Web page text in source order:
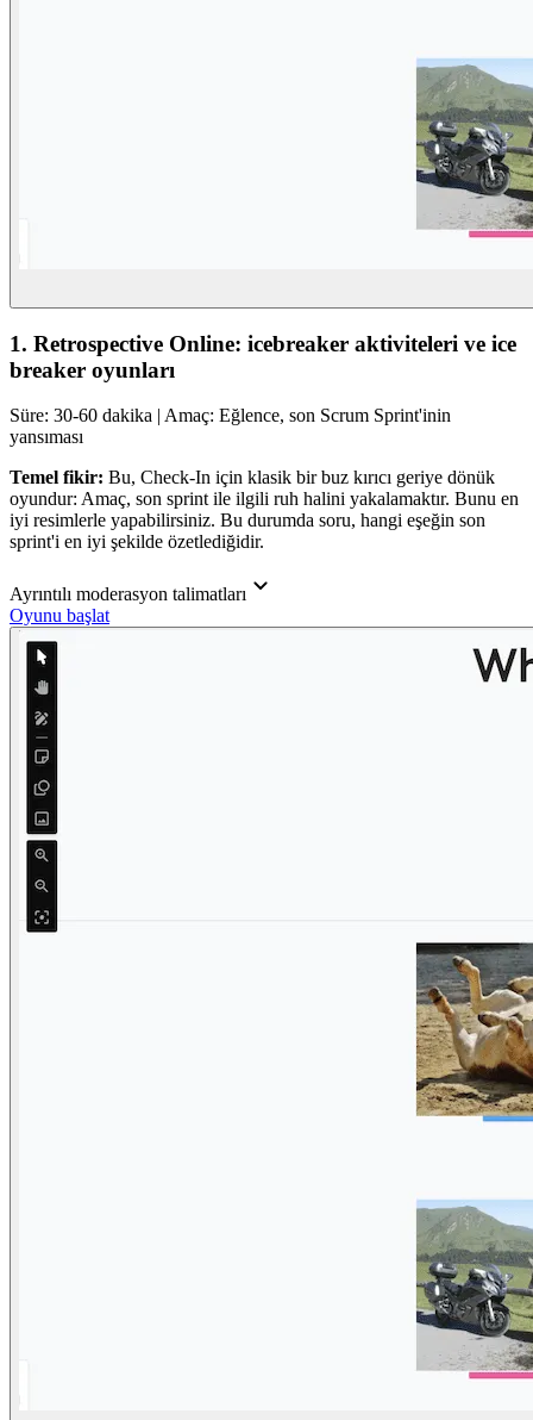
1. Retrospective Online: icebreaker aktiviteleri ve ice
breaker oyunları
Süre: 30-60 dakika | Amaç: Eğlence, son Scrum Sprint'inin
yansıması
Temel fikir: Bu, Check-In için klasik bir buz kırıcı geriye dönük
oyundur: Amaç, son sprint ile ilgili ruh halini yakalamaktır. Bunu en
iyi resimlerle yapabilirsiniz. Bu durumda soru, hangi eşeğin son
sprint'i en iyi şekilde özetlediğidir.
Ayrıntılı moderasyon talimatları
Oyunu başlat